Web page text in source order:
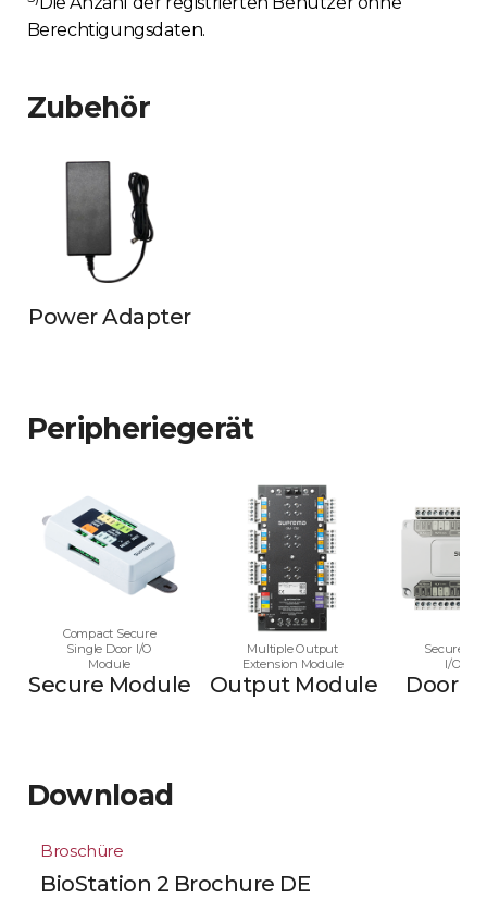
Berechtigungsdaten.
Zubehör
Power Adapter
Peripheriegerät
Compact Secure
Single Door I/O
Module
Secure Module
Multiple Output
Extension Module
Output Module
Secure
I/O
Door
Download
Broschüre
BioStation 2 Brochure DE